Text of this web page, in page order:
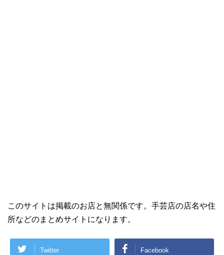
このサイトは掲載のお店と無関係です。手芸店の店名や住
所などのまとめサイトになります。
Twitter Facebook